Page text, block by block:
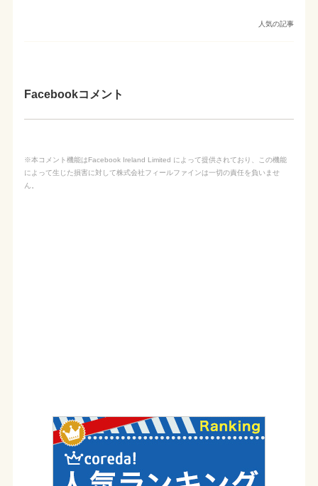
人気の記事
Facebookコメント
※本コメント機能はFacebook Ireland Limited によって提供されており、この機能
によって生じた損害に対して株式会社フィールファインは一切の責任を負いませ
ん。